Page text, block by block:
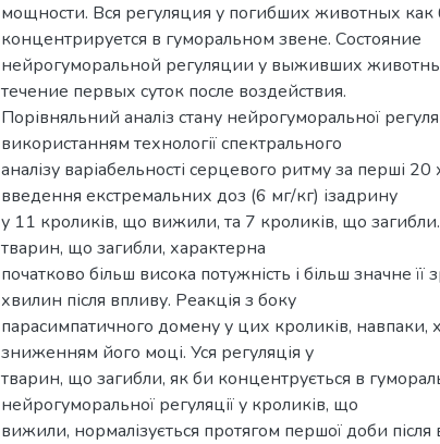
мощности. Вся регуляция у погибших животных как
концентрируется в гуморальном звене. Состояние
нейрогуморальной регуляции у выживших
течение первых суток после воздействия.
Порівняльний аналіз стану нейрогуморальної
використанням технології спектрального
аналізу варіабельності серцевого ритму за перші 20
введення екстремальних доз (6 мг/кг) ізадрину
у 11 кроликів, що вижили, та 7 кроликів, що
тварин, що загибли, характерна
початково більш висока потужність і більш значне її
хвилин після впливу. Реакція з боку
парасимпатичного домену у цих кроликів, навпаки,
зниженням його моці. Уся регуляція у
тварин, що загибли, як би концентрується в
нейрогуморальної регуляції у кроликів, що
вижили, нормалізується протягом першої доби після